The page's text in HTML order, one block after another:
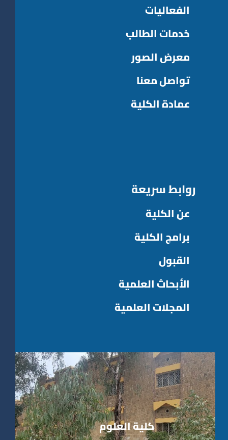
الفعاليات
خدمات الطالب
معرض الصور
تواصل معنا
عمادة الكلية
روابط سريعة
عن الكلية
برامج الكلية
القبول
الأبحاث العلمية
المجلات العلمية
كلية العلوم